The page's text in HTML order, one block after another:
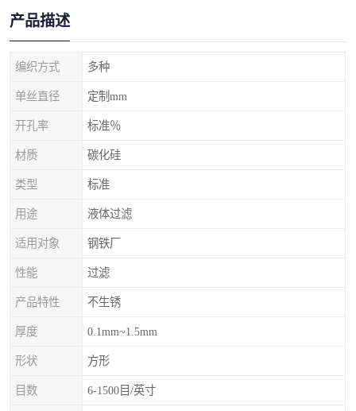
产品描述
编织方式 多种
单丝直径 定制mm
开孔率 标准％
材质 碳化硅
类型 标准
用途 液体过滤
适用对象 钢铁厂
性能 过滤
产品特性 不生锈
厚度 0.1mm~1.5mm
形状 方形
目数 6-1500目/英寸